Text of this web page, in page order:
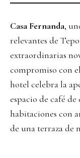
Casa Fernanda,
relevantes de
extraordinarias
compromiso con
hotel celebra la
espacio de café
habitaciones con
de una terraza de